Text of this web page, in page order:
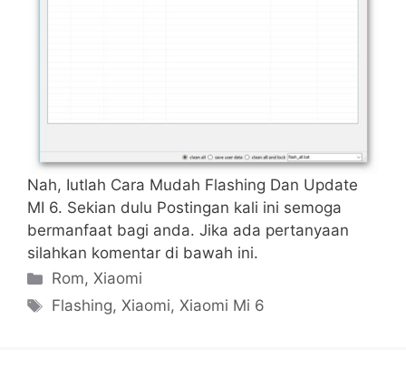
Nah, Iutlah Cara Mudah Flashing Dan Update
MI 6. Sekian dulu Postingan kali ini semoga
bermanfaat bagi anda. Jika ada pertanyaan
silahkan komentar di bawah ini.
Kategori
Rom,Xiaomi
Tag
Flashing,Xiaomi,Xiaomi Mi 6